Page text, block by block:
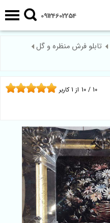
09124602254
تابلو فرش منظره و گل
10 / 10 از 1کاربر